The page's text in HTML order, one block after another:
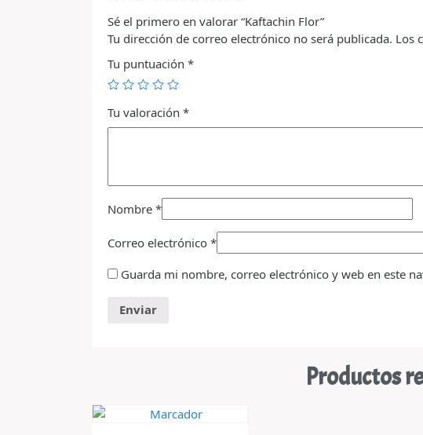
Sé el primero en valorar “Kaftachin Flor”
Tu dirección de correo electrónico no será publicada. Los
Tu puntuación *
Tu valoración *
Nombre *
Correo electrónico *
Guarda mi nombre, correo electrónico y web en este
Productos